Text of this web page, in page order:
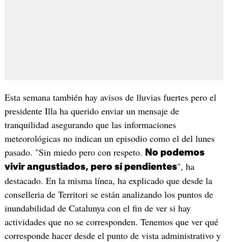
Esta semana también hay avisos de lluvias fuertes pero el
presidente Illa ha querido enviar un mensaje de
tranquilidad asegurando que las informaciones
meteorológicas no indican un episodio como el del lunes
pasado. "Sin miedo pero con respeto.
No podemos
vivir angustiados, pero sí pendientes", ha
destacado. En la misma línea, ha explicado que desde la
conselleria de Territori se están analizando los puntos de
inundabilidad de Catalunya con el fin de ver si hay
actividades que no se corresponden. Tenemos que ver qué
corresponde hacer desde el punto de vista administrativo y